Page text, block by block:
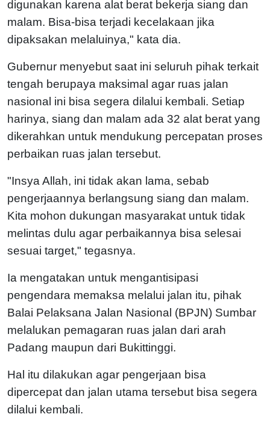
digunakan karena alat berat bekerja siang dan
malam. Bisa-bisa terjadi kecelakaan jika
dipaksakan melaluinya," kata dia.
Gubernur menyebut saat ini seluruh pihak terkait
tengah berupaya maksimal agar ruas jalan
nasional ini bisa segera dilalui kembali. Setiap
harinya, siang dan malam ada 32 alat berat yang
dikerahkan untuk mendukung percepatan proses
perbaikan ruas jalan tersebut.
"Insya Allah, ini tidak akan lama, sebab
pengerjaannya berlangsung siang dan malam.
Kita mohon dukungan masyarakat untuk tidak
melintas dulu agar perbaikannya bisa selesai
sesuai target," tegasnya.
Ia mengatakan untuk mengantisipasi
pengendara memaksa melalui jalan itu, pihak
Balai Pelaksana Jalan Nasional (BPJN) Sumbar
melalukan pemagaran ruas jalan dari arah
Padang maupun dari Bukittinggi.
Hal itu dilakukan agar pengerjaan bisa
dipercepat dan jalan utama tersebut bisa segera
dilalui kembali.